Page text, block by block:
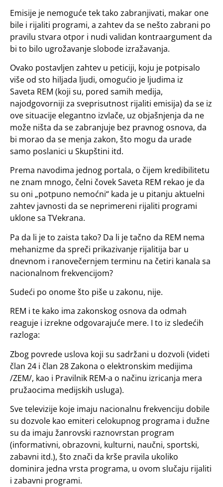
Emisije je nemoguće tek tako zabranjivati, makar one
bile i rijaliti programi, a zahtev da se nešto zabrani po
pravilu stvara otpor i nudi validan kontraargument da
bi to bilo ugrožavanje slobode izražavanja.
Ovako postavljen zahtev u peticiji, koju je potpisalo
više od sto hiljada ljudi, omogućio je ljudima iz
Saveta REM (koji su, pored samih medija,
najodgovorniji za sveprisutnost rijaliti emisija) da se iz
ove situacije elegantno izvlače, uz objašnjenja da ne
može ništa da se zabranjuje bez pravnog osnova, da
bi morao da se menja zakon, što mogu da urade
samo poslanici u Skupštini itd.
Prema navodima jednog portala, o čijem kredibilitetu
ne znam mnogo, čelni čovek Saveta REM rekao je da
su oni „potpuno nemoćni“ kada je u pitanju aktuelni
zahtev javnosti da se neprimereni rijaliti programi
uklone sa TVekrana.
Pa da li je to zaista tako? Da li je tačno da REM nema
mehanizme da spreči prikazivanje rijalitija bar u
dnevnom i ranovečernjem terminu na četiri kanala sa
nacionalnom frekvencijom?
Sudeći po onome što piše u zakonu, nije.
REM i te kako ima zakonskog osnova da odmah
reaguje i izrekne odgovarajuće mere. I to iz sledećih
razloga:
Zbog povrede uslova koji su sadržani u dozvoli (videti
član 24 i član 28 Zakona o elektronskim medijima
/ZEM/, kao i Pravilnik REM-a o načinu izricanja mera
pružaocima medijskih usluga).
Sve televizije koje imaju nacionalnu frekvenciju dobile
su dozvole kao emiteri celokupnog programa i dužne
su da imaju žanrovski raznovrstan program
(informativni, obrazovni, kulturni, naučni, sportski,
zabavni itd.), što znači da krše pravila ukoliko
dominira jedna vrsta programa, u ovom slučaju rijaliti
i zabavni programi.